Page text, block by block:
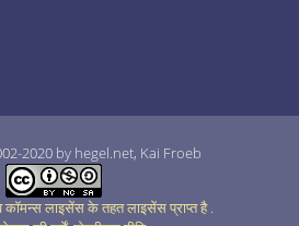
2020 by hegel.net, Kai Froeb
कॉमन्स लाइसेंस के तहत लाइसेंस प्राप्त है.